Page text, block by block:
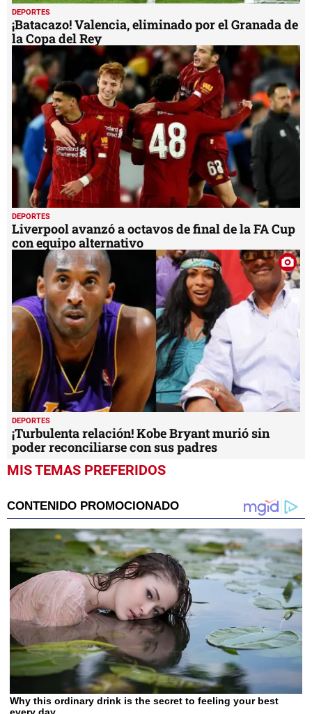
DEPORTES
¡Batacazo! Valencia, eliminado por el Granada de
la Copa del Rey
DEPORTES
Liverpool avanzó a octavos de final de la FA Cup
con equipo alternativo
DEPORTES
¡Turbulenta relación! Kobe Bryant murió sin
poder reconciliarse con sus padres
MIS TEMAS PREFERIDOS